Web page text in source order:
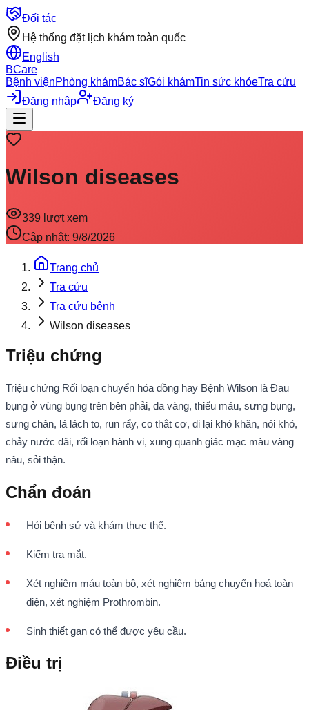
Đối tác
Hệ thống đặt lịch khám toàn quốc
English
BCare
Bệnh việnPhòng khámBác sĩGói khámTin sức khỏeTra cứu
Đăng nhập
Đăng ký
Wilson diseases
339 lượt xem
Cập nhật: 9/8/2026
Trang chủ
Tra cứu
Tra cứu bệnh
Wilson diseases
Triệu chứng
Triệu chứng Rối loạn chuyển hóa đồng hay Bệnh Wilson là Đau
bụng ở vùng bụng trên bên phải, da vàng, thiếu máu, sưng bụng,
sưng chân, lá lách to, run rẩy, co thắt cơ, đi lại khó khăn, nói khó,
chảy nước dãi, rối loạn hành vi, xung quanh giác mạc màu vàng
nâu, sỏi thận.
Chẩn đoán
Hỏi bệnh sử và khám thực thể.
Kiểm tra mắt.
Xét nghiệm máu toàn bộ, xét nghiệm bảng chuyển hoá toàn
diện, xét nghiệm Prothrombin.
Sinh thiết gan có thể được yêu cầu.
Điều trị